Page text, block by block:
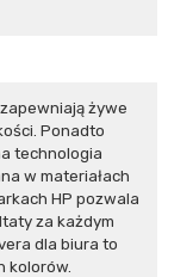
żywe
Ponadto
technologia
w materiałach
HP pozwala
za każdym
dla biura to
kolorów.